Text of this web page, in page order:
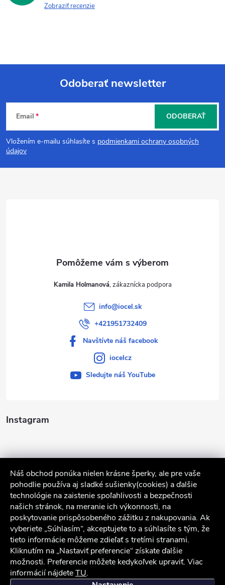
Náš obchod ponúka nielen krásne šperky, ale pre vaše
pohodlie používa aj sladké sušienky(cookies) a ďalšie
technológie na zaistenie spoľahlivosti a bezpečnosti
našich stránok, na meranie ich výkonnosti, na
poskytovanie prispôsobeného zážitku z nakupovania. Ak
vyberiete „Súhlasím“, akceptujete to a súhlasíte s tým, že
tieto informácie môžeme zdieľať s tretími stranami.
Kliknutím na „Nastaviť preferencie“ získate ďalšie
možnosti. Preferencie môžete kedykoľvek upraviť. Viac
informácií nájdeteTU.
Zobraziť recenzie
Z
á
p
Odoberať newsletter
Email
Vložením e-mailu súhlasíte s podmienkami ochrany osobných
údajov
ODOBERAŤ
Instagram
Sledovať na Instagrame
Služby zákazníkom
Kamila Holmanová
info@iocel.sk
+421951732409
Navštívte náš facebook
iocelcz
Sledujte náš YouTube
iocel.sk Obchodné podmienky Ochrana osobných údajov